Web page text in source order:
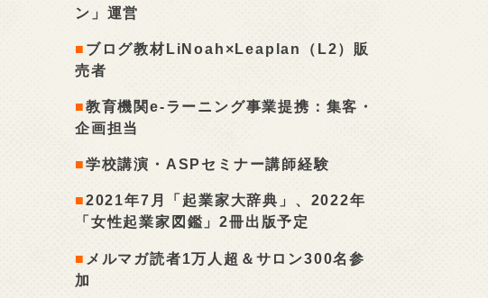
ン」運営
■ ブログ教材LiNoah×Leaplan（L2）販
売者
■教育機関e-ラーニング事業提携：集客・
企画担当
■学校講演・ASPセミナー講師経験
■2021年7月「起業家大辞典」、2022年
「女性起業家図鑑」2冊出版予定
■ メルマガ読者1万人超＆サロン300名参
加